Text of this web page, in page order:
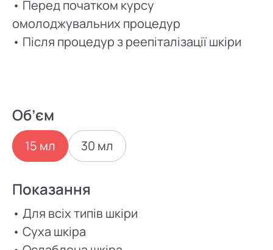
• Перед початком курсу
омолоджувальних процедур
• Після процедур з реепіталізації шкіри
Об’єм
15 мл 30 мл
Показання
• Для всіх типів шкіри
• Суха шкіра